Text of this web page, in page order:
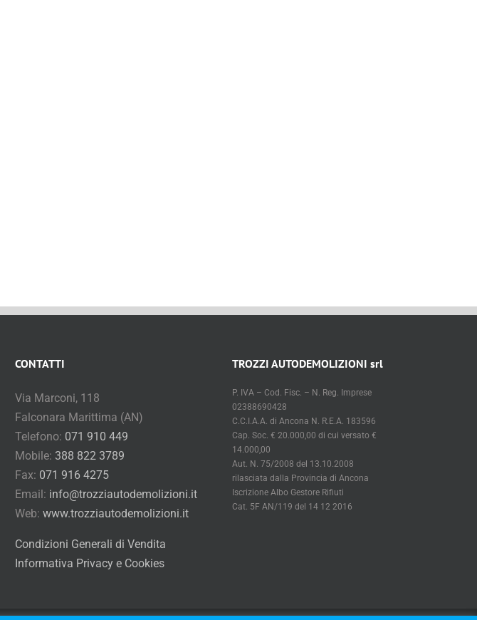
CONTATTI
Via Marconi, 118
Falconara Marittima (AN)
Telefono: 071 910 449
Mobile:388 822 3789
Fax: 071 916 4275
Email: info@trozziautodemolizioni.it
Web:www.trozziautodemolizioni.it
Condizioni Generali di Vendita
Informativa Privacy e Cookies
TROZZI AUTODEMOLIZIONI srl
P. IVA – Cod. Fisc. – N. Reg. Imprese
02388690428
C.C.I.A.A. di Ancona N. R.E.A. 183596
Cap. Soc. € 20.000,00 di cui versato €
14.000,00
Aut. N. 75/2008 del 13.10.2008
rilasciata dalla Provincia di Ancona
Iscrizione Albo Gestore Rifiuti
Cat. 5F AN/119 del 14 12 2016